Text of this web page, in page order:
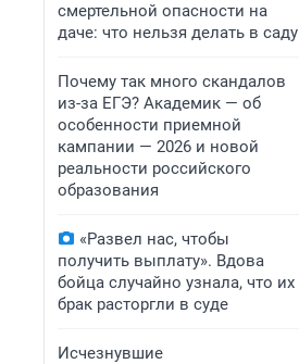
смертельной опасности на
даче: что нельзя делать в саду
Почему так много скандалов
из-за ЕГЭ? Академик — об
особенности приемной
кампании — 2026 и новой
реальности российского
образования
«Развел нас, чтобы
получить выплату». Вдова
бойца случайно узнала, что их
брак расторгли в суде
Исчезнувшие